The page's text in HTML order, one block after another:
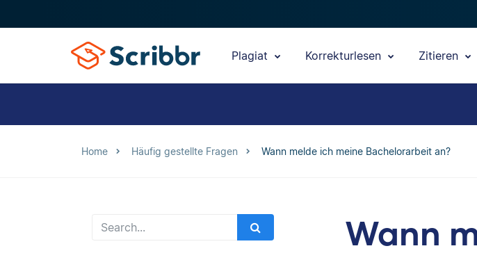
Plagiat Korrekturlesen Zitieren
Home Häufig gestellte Fragen Wann melde ich meine Bachelorarbeit an?
Wann